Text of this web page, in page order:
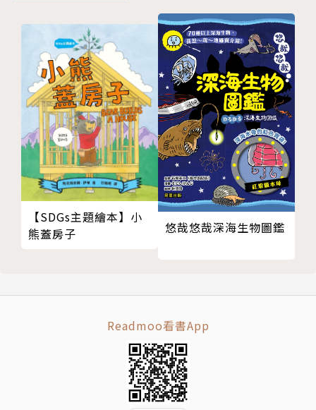
（世間辛苦的家長們，同是天涯淪落人，我了解的，拍
肩。）
和孩子們相處時的每一份感動、每一個教養問題，乃至
於每一場衝突，都是我創作的靈感來源。
（真是無時無刻都在想著圖畫書創作！）（太偉大
了！）（可歌可泣！）
（目前作品裡《禮物》、《愛哭公主》、《生氣王子》
和醞釀中的下一本書靈感都來自我家小孩。我想，在他
們長大成人之前應該都會是這樣吧！）
二十年來，很感謝許多人喜歡我的作品。
（喜歡就要去買喔！不要考慮太多，網路也很方便。）
（要這麼直白嗎?）
希望在未來的十年、二十年、每年都有好看又有趣的作
（夢想中的量產要啟動了嗎！）（是說還能畫這麼久
總而言之，謝謝支持！讓我們一起為孩子創造更美好的
30
33
34
36
39
【SDGs主題繪本】小
熊蓋房子
悠哉悠哉深海生物圖鑑
Readmoo看書App